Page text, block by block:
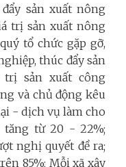
sản xuất nông
trị sản xuất nông
tổ chức gặp gỡ,
thúc đẩy sản
sản xuất công
và chủ động kêu
- dịch vụ làm cho
từ 20 - 22%;
nghị quyết đề ra;
85%; Mỗi xã xây